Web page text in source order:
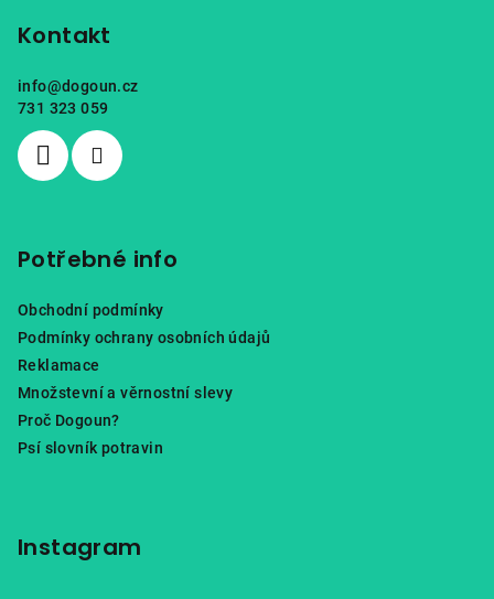
Kontakt
info@dogoun.cz
731 323 059
Potřebné info
Obchodní podmínky
Podmínky ochrany osobních údajů
Reklamace
Množstevní a věrnostní slevy
Proč Dogoun?
Psí slovník potravin
Instagram